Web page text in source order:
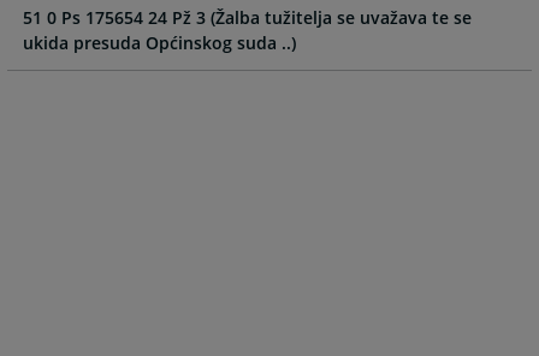
to
get
to
get
51 0 Ps 175654 24 Pž 3 (Žalba tužitelja se uvažava te se
ukida presuda Općinskog suda ..)